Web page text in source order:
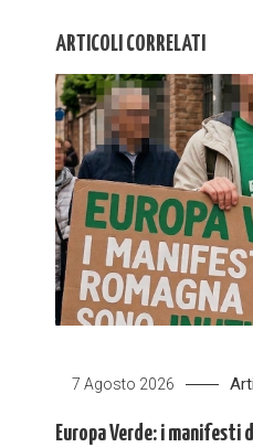
ARTICOLI CORRELATI
7 Agosto 2026
Europa Verde: i manifesti